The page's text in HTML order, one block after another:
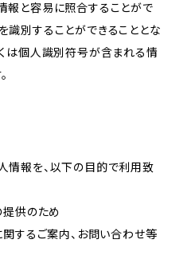
報と容易に照合することがで
識別することができることとな
くは個人識別符号が含まれる情
情報を、以下の目的で利用致
提供のため
関するご案内、お問い合わせ等